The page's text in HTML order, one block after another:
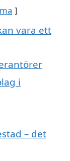
vara ett
i
– det